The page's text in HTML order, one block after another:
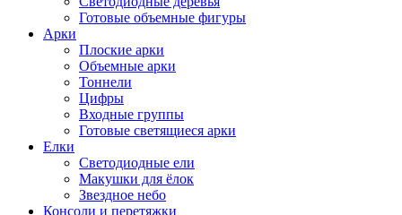
Готовые объемные фигуры
Арки
Плоские арки
Объемные арки
Тоннели
Цифры
Входные группы
Готовые светящиеся арки
Елки
Светодиодные ели
Макушки для ёлок
Звездное небо
Консоли и перетяжки